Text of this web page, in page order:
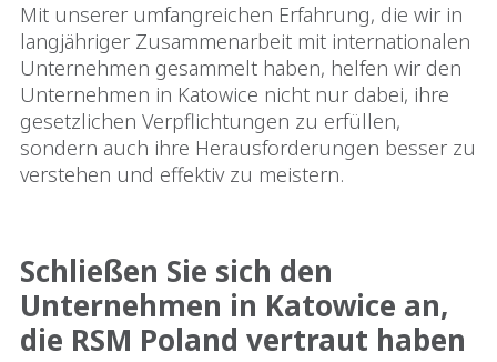
Mit unserer umfangreichen Erfahrung, die wir in
langjähriger Zusammenarbeit mit internationalen
Unternehmen gesammelt haben, helfen wir den
Unternehmen in Katowice nicht nur dabei, ihre
gesetzlichen Verpflichtungen zu erfüllen,
sondern auch ihre Herausforderungen besser zu
verstehen und effektiv zu meistern.
Schließen Sie sich den
Unternehmen in Katowice an,
die RSM Poland vertraut haben